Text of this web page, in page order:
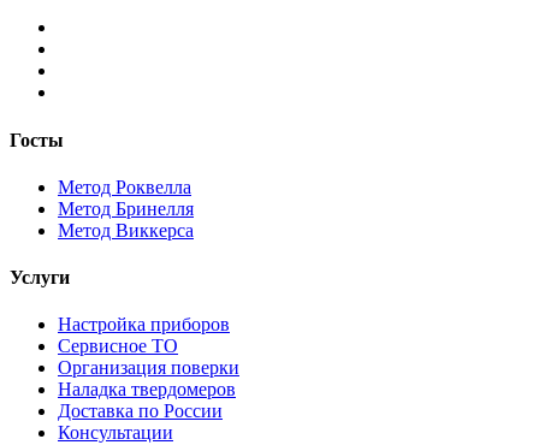
Госты
Метод Роквелла
Метод Бринелля
Метод Виккерса
Услуги
Настройка приборов
Сервисное ТО
Организация поверки
Наладка твердомеров
Доставка по России
Консультации